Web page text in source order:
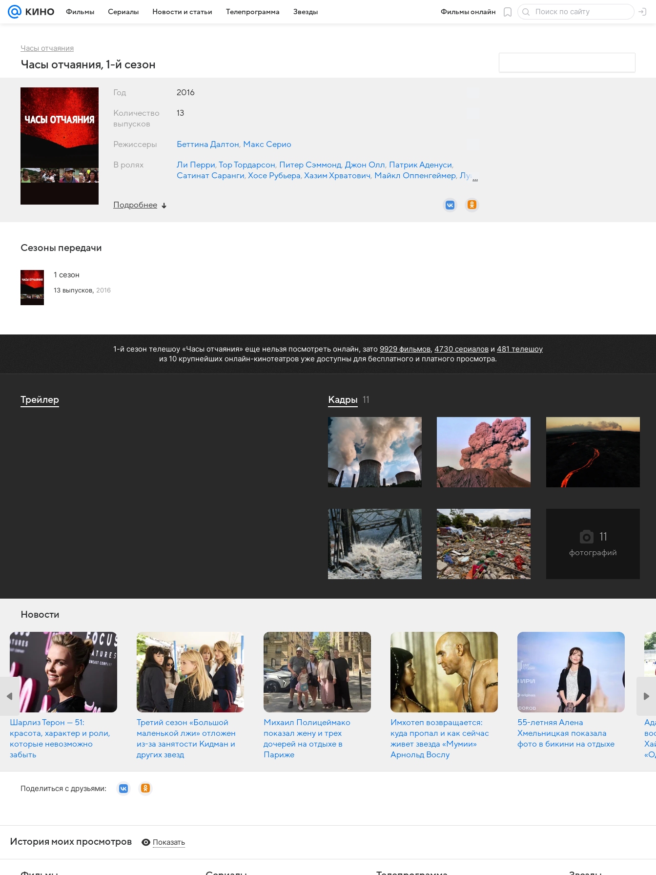
Фильмы Сериалы Новости и статьи Телепрограмма Звезды Фильмы онлайн
Часы отчаяния
Часы отчаяния, 1-й сезон
Год 2016
Количество
выпусков
13
Режиссеры Беттина Далтон, Макс Серио
В ролях Ли Перри, Тор Тордарсон, Питер Сэммонд, Джон Олл, Патрик Аденуси,
Сатинат Саранги, Хосе Рубьера, Хазим Хрватович, Майкл Оппенгеймер, Луи
Подробнее
Сезоны передачи
1 сезон
13 выпусков, 2016
1-й сезон телешоу «Часы отчаяния» еще нельзя посмотреть онлайн, зато 9929 фильмов, 4730 сериалов и 481 телешоу
из 10 крупнейших онлайн-кинотеатров уже доступны для бесплатного и платного просмотра.
Трейлер Кадры 11
11
фотографий
Новости
Шарлиз Терон — 51:
красота, характер и роли,
которые невозможно
забыть
Третий сезон «Большой
маленькой лжи» отложен
из-за занятости Кидман и
других звезд
Михаил Полицеймако
показал жену и трех
дочерей на отдыхе в
Париже
Имхотеп возвращается:
куда пропал и как сейчас
живет звезда «Мумии»
Арнольд Вослу
55-летняя Алена
Хмельницкая показала
фото в бикини на отдыхе
Поделиться с друзьями:
История моих просмотров Показать